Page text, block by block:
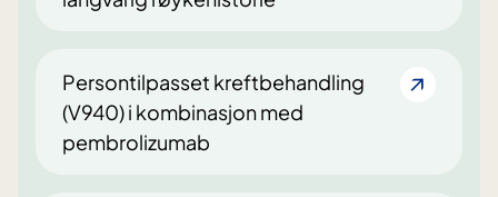
Persontilpasset kreftbehandling
(V940) i kombinasjon med
pembrolizumab